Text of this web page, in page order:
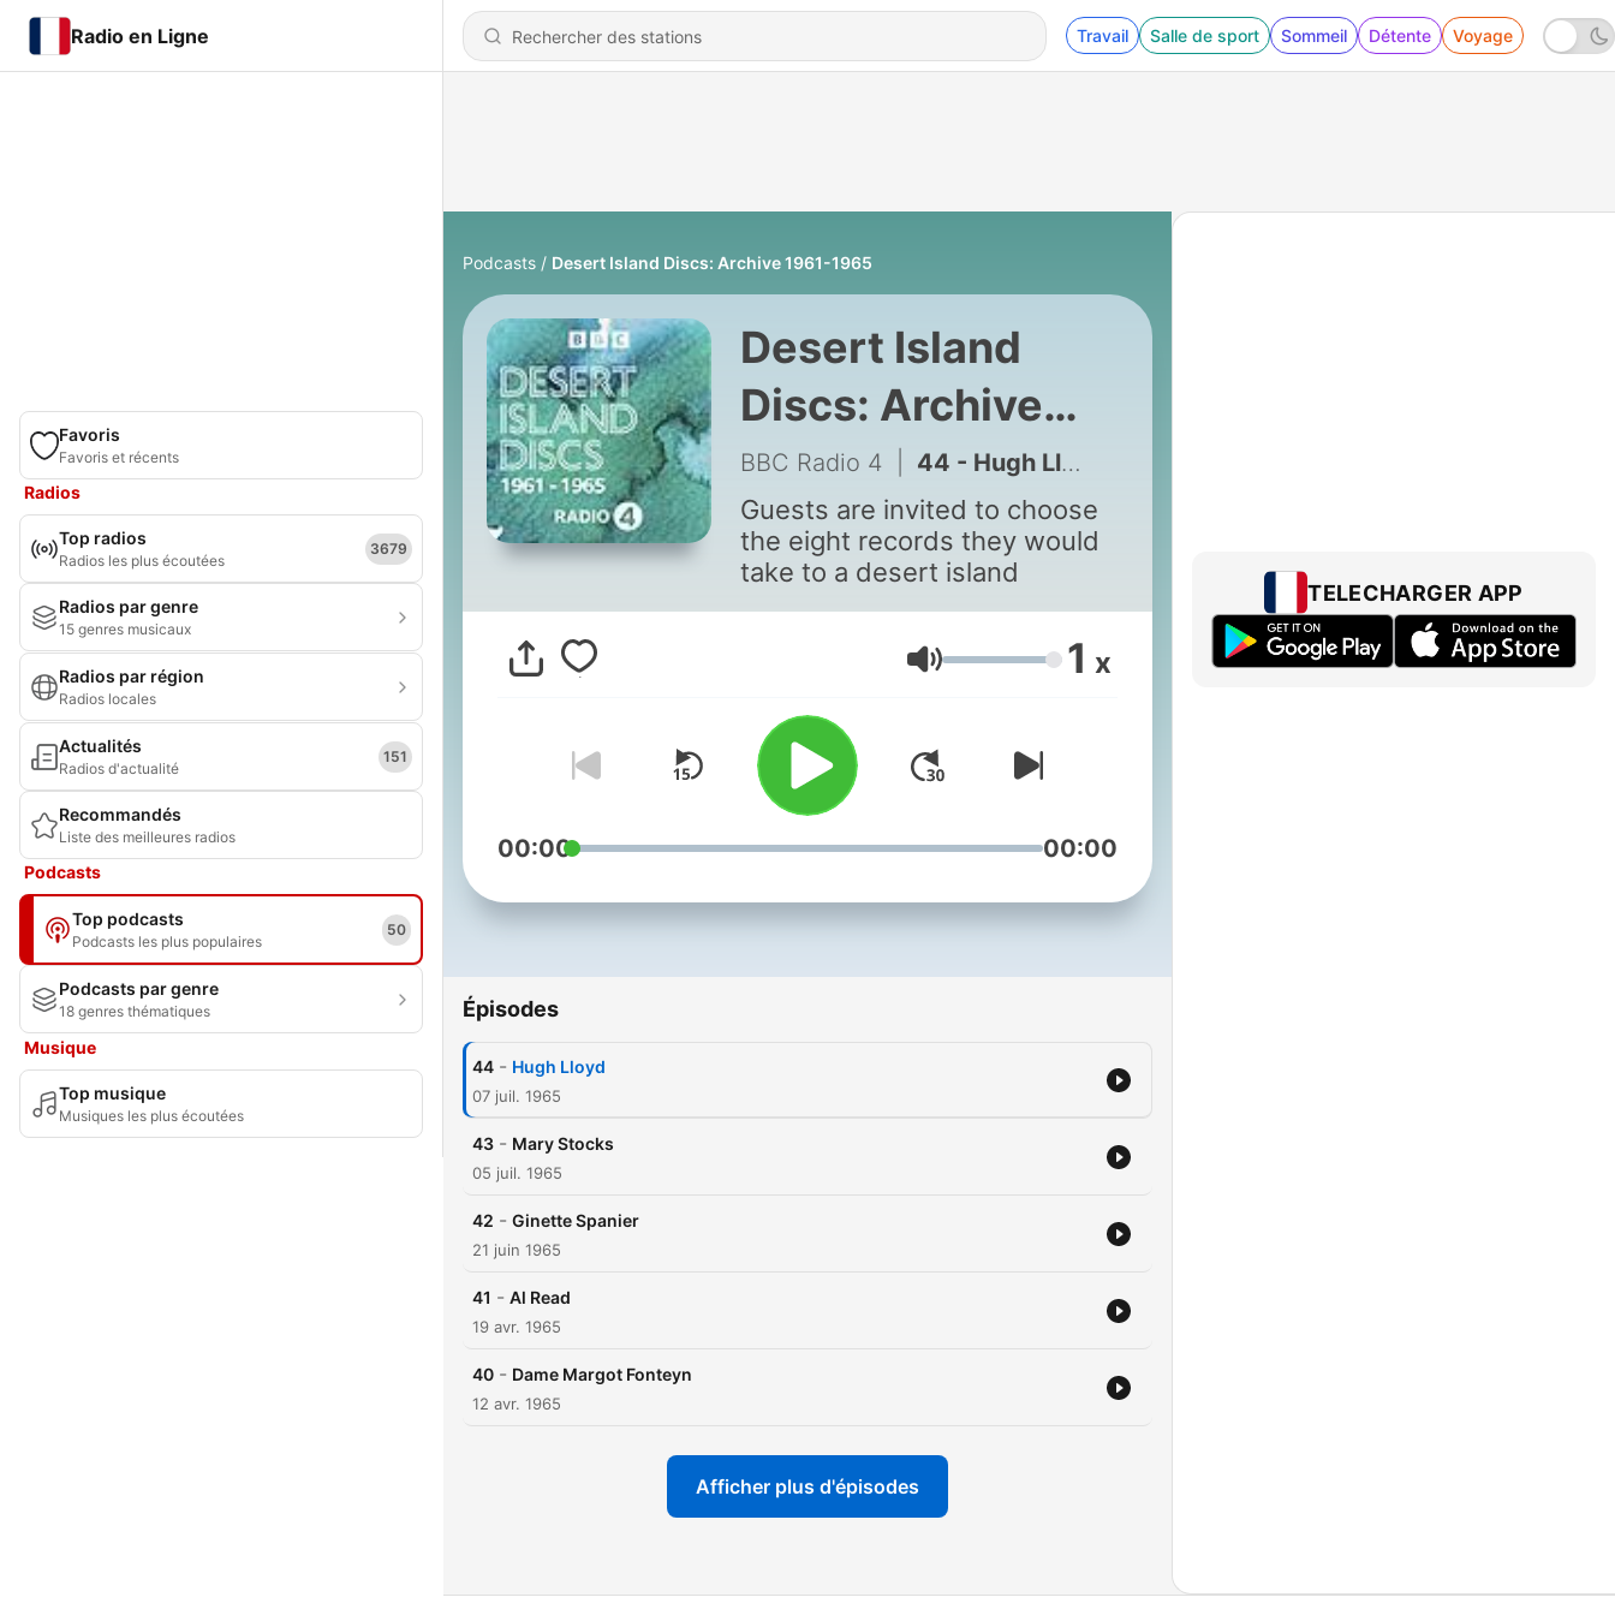
Radio en Ligne Travail Salle de sport Sommeil Détente Voyage
Favoris
Favoris et récents
Radios
Top radios
Radios les plus écoutées
3679
Radios par genre
15 genres musicaux
Radios par région
Radios locales
Actualités
Radios d'actualité
151
Recommandés
Liste des meilleures radios
Podcasts
Top podcasts
Podcasts les plus populaires
50
Podcasts par genre
18 genres thématiques
Musique
Top musique
Musiques les plus écoutées
Podcasts Desert Island Discs: Archive 1961-1965
Desert Island
Discs: Archive
1961-1965
BBC Radio 4 44 - Hugh Lloyd
Guests are invited to choose
the eight records they would
take to a desert island
Volume 1 x
00:00 00:00
Épisodes
44 - Hugh Lloyd
07 juil. 1965
43 - Mary Stocks
05 juil. 1965
42 - Ginette Spanier
21 juin 1965
41 - Al Read
19 avr. 1965
40 - Dame Margot Fonteyn
12 avr. 1965
Afficher plus d'épisodes
TELECHARGER APP